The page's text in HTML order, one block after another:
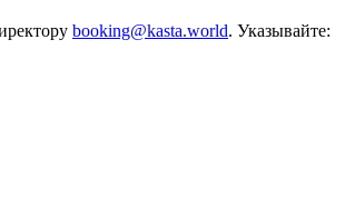
booking@kasta.world. Указывайте: